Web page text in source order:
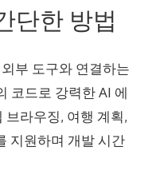
단한 방법
부 도구와 연결하는
코드로 강력한 AI 에
브라우징, 여행 계획,
지원하며 개발 시간